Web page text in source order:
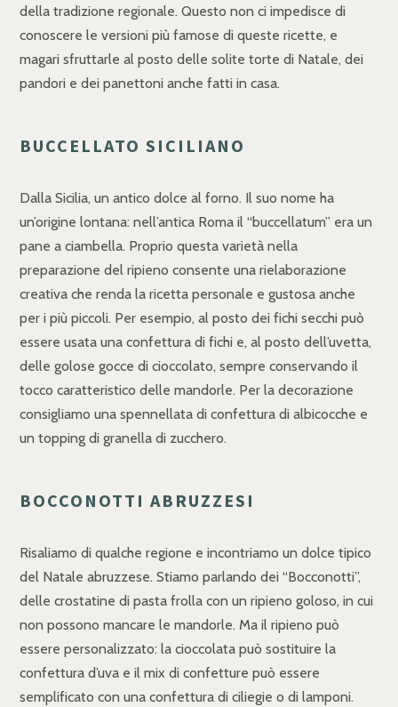
della tradizione regionale. Questo non ci impedisce di
conoscere le versioni più famose di queste ricette, e
magari sfruttarle al posto delle solite torte di Natale, dei
pandori e dei panettoni anche fatti in casa.
BUCCELLATO SICILIANO
Dalla Sicilia, un antico dolce al forno. Il suo nome ha
un’origine lontana: nell’antica Roma il “buccellatum” era un
pane a ciambella. Proprio questa varietà nella
preparazione del ripieno consente una rielaborazione
creativa che renda la ricetta personale e gustosa anche
per i più piccoli. Per esempio, al posto dei fichi secchi può
essere usata una confettura di fichi e, al posto dell’uvetta,
delle golose gocce di cioccolato, sempre conservando il
tocco caratteristico delle mandorle. Per la decorazione
consigliamo una spennellata di confettura di albicocche e
un topping di granella di zucchero.
BOCCONOTTI ABRUZZESI
Risaliamo di qualche regione e incontriamo un dolce tipico
del Natale abruzzese. Stiamo parlando dei “Bocconotti”,
delle crostatine di pasta frolla con un ripieno goloso, in cui
non possono mancare le mandorle. Ma il ripieno può
essere personalizzato: la cioccolata può sostituire la
confettura d’uva e il mix di confetture può essere
semplificato con una confettura di ciliegie o di lamponi.